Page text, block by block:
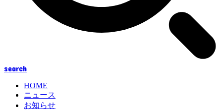
search
HOME
ニュース
お知らせ